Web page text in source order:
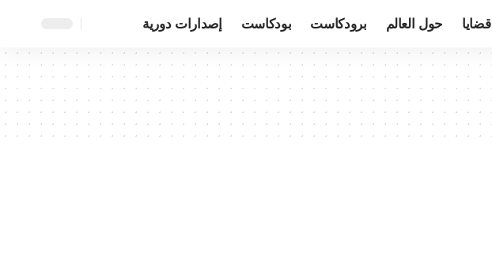
قضايا حول العالم برودكاست بودكاست إصدارات دورية